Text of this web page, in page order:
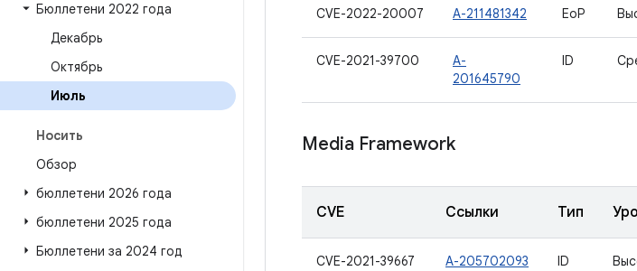
Бюллетени 2022 года
Декабрь
Октябрь
Июль
Носить
Обзор
бюллетени 2026 года
бюллетени 2025 года
Бюллетени за 2024 год
CVE-2022-20007 A-211481342 EoP
CVE-2021-39700
A-
201645790
ID
Media Framework
CVE Ссылки Тип
CVE-2021-39667 A-205702093 ID